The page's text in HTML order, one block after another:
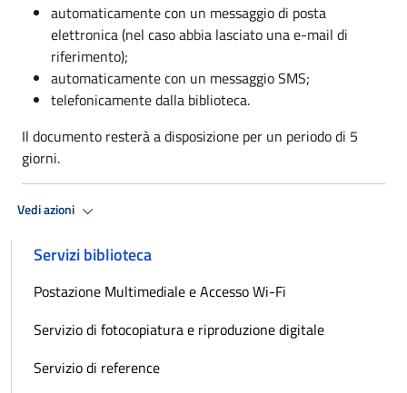
automaticamente con un messaggio di posta
elettronica (nel caso abbia lasciato una e-mail di
riferimento);
automaticamente con un messaggio SMS;
telefonicamente dalla biblioteca.
Il documento resterà a disposizione per un periodo di 5
giorni.
Vedi azioni
Servizi biblioteca
Postazione Multimediale e Accesso Wi-Fi
Servizio di fotocopiatura e riproduzione digitale
Servizio di reference